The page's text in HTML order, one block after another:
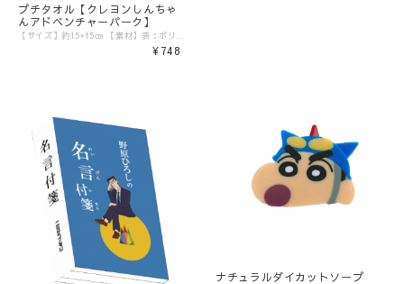
プチタオル【クレヨンしんちゃ
んアドベンチャーパーク】
【サイズ】約15×15㎝ 【素材】表：ポリエステル100％ 裏:綿100% ▼ご購入前にご確認ください。▼ ‾‾‾‾‾‾‾‾‾‾‾‾‾‾‾ 〈発送目安〉 ご注文日より5日〜10日 （コンビニ決済/銀行振込の場合はご入金の確認日から5〜10日程度が発送目安となります） ※発送目安の期間内における発送日の個別のお問い合わせにはお応え致しかねます。 ※異なる注文IDの商品を一括で梱包・発送することは対応いたしかねます。ご了承ください。 ※配送業者のご指定は受けたまわっておりません。 ※配送日時のご希望に関しましては可能な範囲で対応させていただきます。ご注文状況に応じて対応ができない場合もごさいますので予めご了承ください。 ご注文時の備考欄に「日付指定希望」「ご希望の日時」をご記載ください。 ※商品発送後の住所変更は行っておりません。ご自身配送業者へご連絡をお願いいたします。 ※プレゼント梱包やラッピングは行っておりません。 〈注意事項〉 ※表示価格は税込みです。 ※商品画像はイメージです。実際の商品の色・デザインとは異なる場合がございます。 ※商品価格・デザイン・仕様・発送日など諸般の事情により、予告なく変更・延期・中止する場合がございます。 ※ご注文後、お客様のご都合によるキャンセル・交換はお受けいたしかねます。 ※在庫に関するお問い合わせ（現在の在庫数や入荷予定等）にはご対応いたしかねます。 ※商品のお届け先は日本国内のみです。 ※商品の第三者への転売やオークションでの出品・転売を固く禁止致します。転売等のトラブルに関しては、一切責任は負いかねます。 〈商品返品・交換について〉 ※不良品・ご注文商品と異なる商品が届いた場合は、商品到着後7日以内に、「お問い合わせフォーム」よりご連絡下さい。 弊社基準による良品、又は代替品との交換、在庫切れ等弊社が応じられない場合は、相当金額を返金いたします。返送、再送にかかる送料は、弊社が負担いたします。 ※原則として、お客様のご都合による購入商品の返品・交換はお受けできません。 ※初期不良に伴う交換は原則未使用に限り、商品ご到着から7日までとさせていただきます。また、ご到着後7日以内であっても、使用感の認められる商品についての交換はできかねます。ブラインド商品など、開封しないと状態がわからない商品に関しては、画像をお送りいただき判断させていただきます。 ※大量生産による若干の個体差（製品イメージを大きく損なわない程度の塗装ムラ・微細なキズ・縫製など）に関しましては交換対象外となります。 ※外袋、外箱につきましては、商品の梱包材となりますため、本体に影響を及ぼすような凹み、破損を除き、汚れや傷などでの交換は出来かねます。 ※交換対応につきましては、お客様の主観では無く、弊社にて不良の判断を行なうものであることをご理解ください。
¥748
ナチュラルダイカットソープ